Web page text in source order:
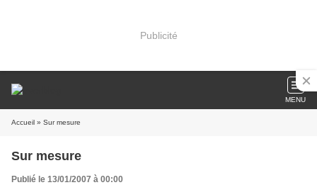
Publicité
MENU
Accueil » Sur mesure
Sur mesure
Publié le 13/01/2007 à 00:00